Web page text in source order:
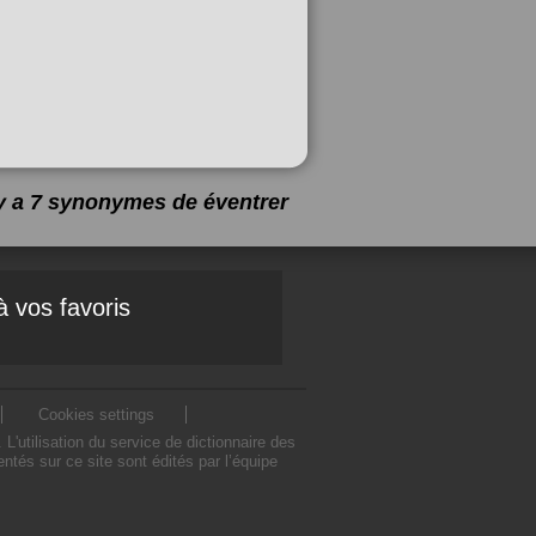
a 7 synonymes de éventrer
vos favoris
Cookies settings
du service de dictionnaire des
sur ce site sont édités par l’équipe